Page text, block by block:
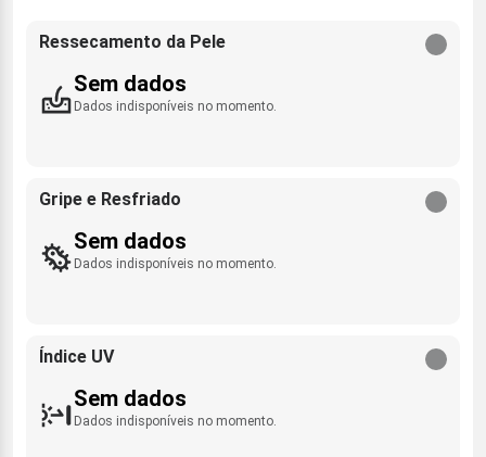
Ressecamento da Pele
Sem dados
Dados indisponíveis no momento.
Gripe e Resfriado
Sem dados
Dados indisponíveis no momento.
Índice UV
Sem dados
Dados indisponíveis no momento.